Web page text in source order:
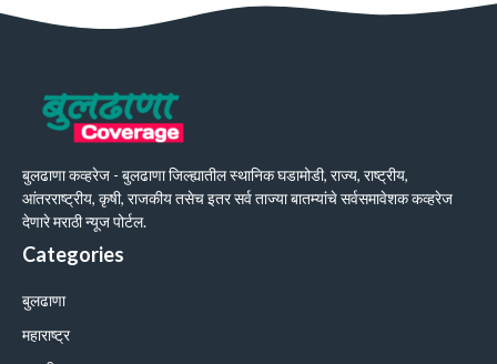
बुलढाणा कव्हरेज - बुलढाणा जिल्ह्यातील स्थानिक घडामोडी, राज्य, राष्ट्रीय,
आंतरराष्ट्रीय, कृषी, राजकीय तसेच इतर सर्व ताज्या बातम्यांचे सर्वसमावेशक कव्हरेज
देणारे मराठी न्यूज पोर्टल.
Categories
बुलढाणा
महाराष्ट्र